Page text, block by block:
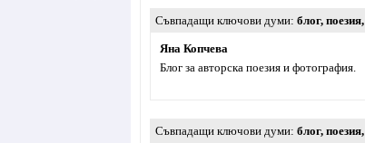
Съвпадащи ключови думи блог, поезия,
Яна Копчева
Блог за авторска поезия и фотография.
Съвпадащи ключови думи блог, поезия,